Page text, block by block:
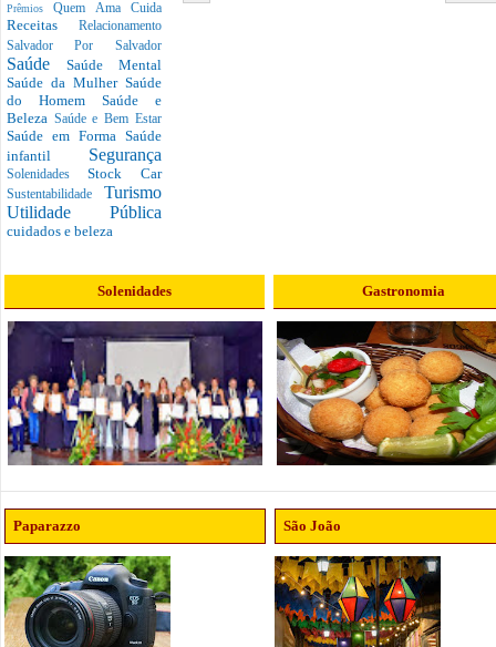
PrêmiosQuem Ama Cuida
Receitas Relacionamento
Salvador Por Salvador
Saúde Saúde Mental
Saúde da Mulher Saúde
do Homem Saúde e
Beleza Saúde e Bem Estar
Saúde em Forma Saúde
infantil Segurança
SolenidadesStock Car
Sustentabilidade Turismo
Utilidade Pública
cuidados e beleza
Solenidades Gastronomia
Paparazzo São João